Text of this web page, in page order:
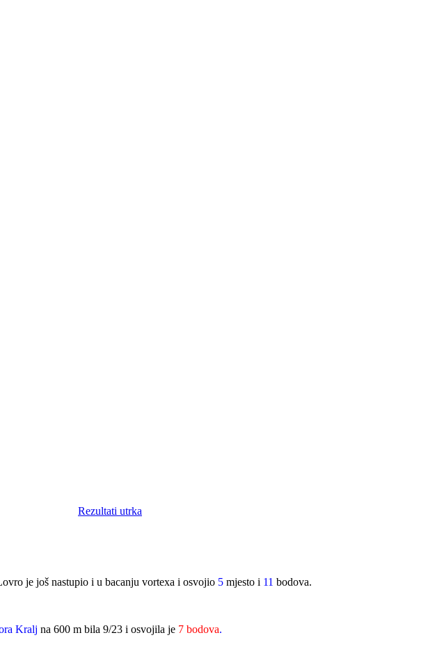
Rezultati utrka
je još nastupio i u bacanju vortexa i osvojio 5 mjesto i 11 bodova.
Kralj na 600 m bila 9/23 i osvojila je 7 bodova.